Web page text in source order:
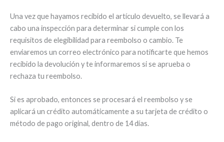
Una vez que hayamos recibido el artículo devuelto, se llevará a
cabo una inspección para determinar si cumple con los
requisitos de elegibilidad para reembolso o cambio. Te
enviaremos un correo electrónico para notificarte que hemos
recibido la devolución y te informaremos si se aprueba o
rechaza tu reembolso.
Si es aprobado, entonces se procesará el reembolso y se
aplicará un crédito automáticamente a su tarjeta de crédito o
método de pago original, dentro de 14 días.